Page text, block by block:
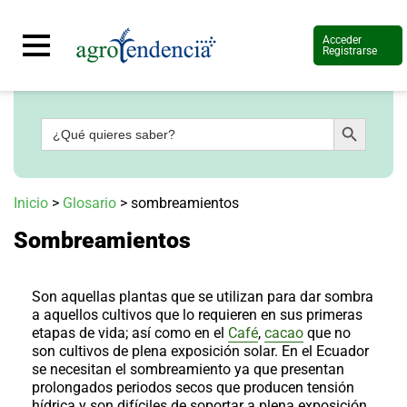
Acceder
Registrarse
Señal
en
más
Agrotendencia
Planes
Glosario
Agroshow
Regístrate
suscríbete
Contáctenos
Buscar: Botón de búsqueda
Inicio > Glosario > sombreamientos
Sombreamientos
Son aquellas plantas que se utilizan para dar sombra
a aquellos cultivos que lo requieren en sus primeras
etapas de vida; así como en el Café, cacao que no
son cultivos de plena exposición solar. En el Ecuador
se necesitan el sombreamiento ya que presentan
prolongados periodos secos que producen tensión